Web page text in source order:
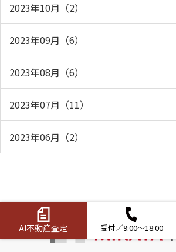
2023年10月（2）
2023年09月（6）
2023年08月（6）
2023年07月（11）
2023年06月（2）
AI不動産査定 受付／9:00～18:00